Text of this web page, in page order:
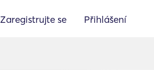
Zaregistrujte se Přihlášení